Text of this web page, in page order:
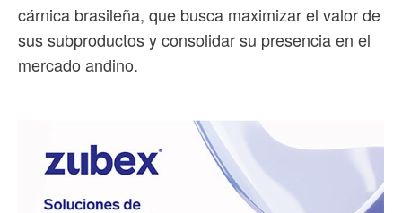
cárnica brasileña, que busca maximizar el valor de
sus subproductos y consolidar su presencia en el
mercado andino.